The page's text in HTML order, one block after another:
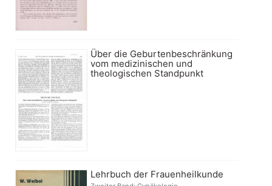
Über die Geburtenbeschränkung
vom medizinischen und
theologischen Standpunkt
Lehrbuch der Frauenheilkunde